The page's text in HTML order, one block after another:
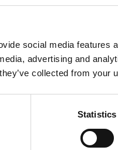
social media features
advertising and
collected from your
Statistics